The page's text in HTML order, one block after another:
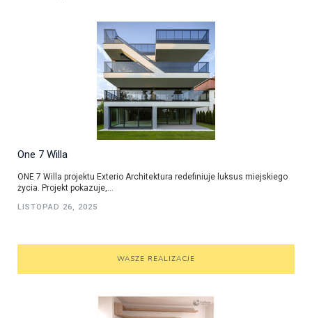
One 7 Willa
ONE 7 Willa projektu Exterio Architektura redefiniuje luksus miejskiego
życia. Projekt pokazuje,...
LISTOPAD 26, 2025
WASZE REALIZACJE